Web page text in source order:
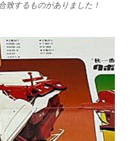
致するものがありました！